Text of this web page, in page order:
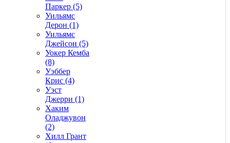
Паркер (5)
Уильямс
Дерон (1)
Уильямс
Джейсон (5)
Уокер Кемба
(8)
Уэббер
Крис (4)
Уэст
Джерри (1)
Хаким
Оладжувон
(2)
Хилл Грант